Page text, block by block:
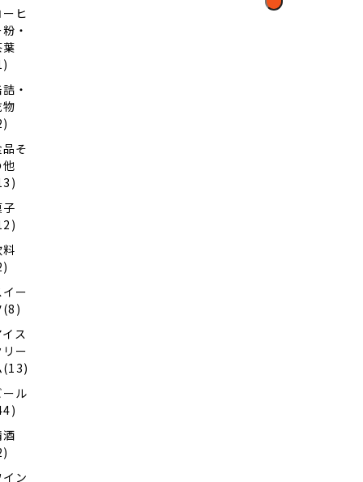
ヒ
・
・
そ
ー
(8)
ス
ー
(13)
ール
ン